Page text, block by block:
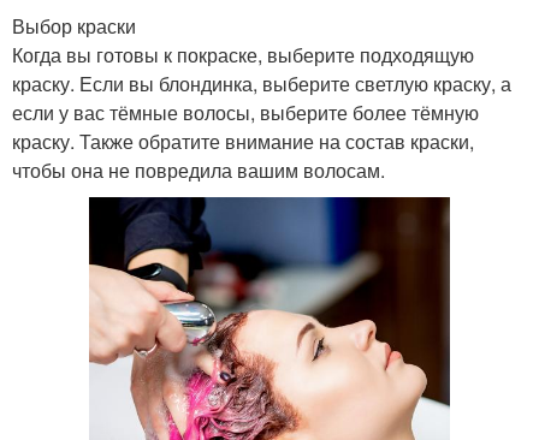
Выбор краски
Когда вы готовы к покраске, выберите подходящую
краску. Если вы блондинка, выберите светлую краску, а
если у вас тёмные волосы, выберите более тёмную
краску. Также обратите внимание на состав краски,
чтобы она не повредила вашим волосам.